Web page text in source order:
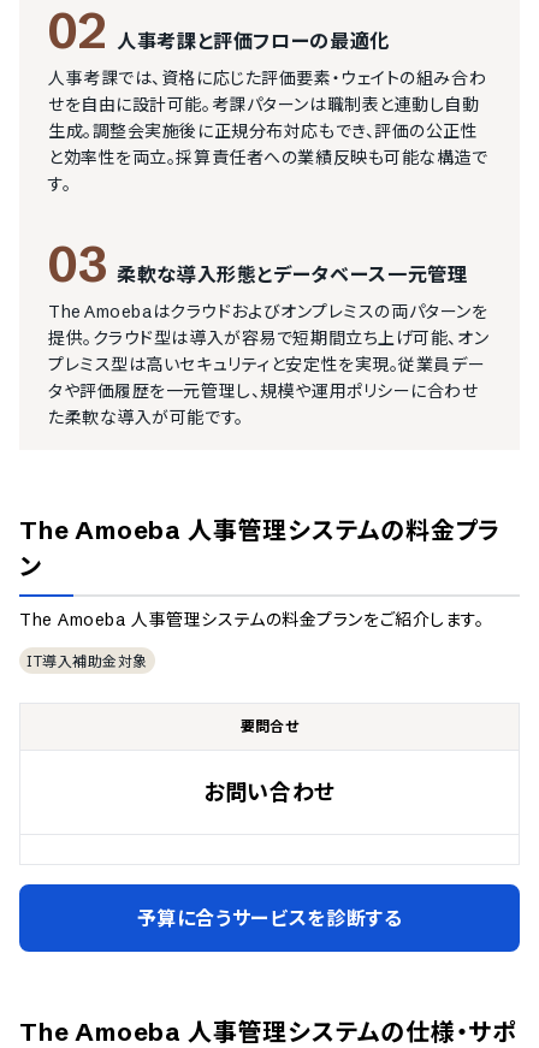
02 人事考課と評価フローの最適化
人事考課では、資格に応じた評価要素・ウェイトの組み合わ
せを自由に設計可能。考課パターンは職制表と連動し自動
生成。調整会実施後に正規分布対応もでき、評価の公正性
と効率性を両立。採算責任者への業績反映も可能な構造で
す。
03 柔軟な導入形態とデータベース一元管理
The Amoebaはクラウドおよびオンプレミスの両パターンを
提供。クラウド型は導入が容易で短期間立ち上げ可能、オン
プレミス型は高いセキュリティと安定性を実現。従業員デー
タや評価履歴を一元管理し、規模や運用ポリシーに合わせ
た柔軟な導入が可能です。
The Amoeba 人事管理システムの料金プラ
ン
The Amoeba 人事管理システムの料金プランをご紹介します。
IT導入補助金対象
要問合せ
お問い合わせ
予算に合うサービスを診断する
The Amoeba 人事管理システムの仕様・サポ